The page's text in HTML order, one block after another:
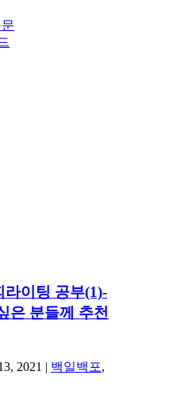
라이팅 공부(1)-
은 분들께 추천
2021 | 백일백포,